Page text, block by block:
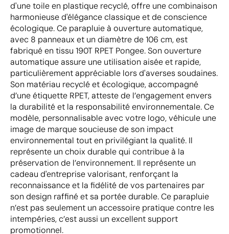
d'une toile en plastique recyclé, offre une combinaison
harmonieuse d'élégance classique et de conscience
écologique. Ce parapluie à ouverture automatique,
avec 8 panneaux et un diamètre de 106 cm, est
fabriqué en tissu 190T RPET Pongee. Son ouverture
automatique assure une utilisation aisée et rapide,
particulièrement appréciable lors d'averses soudaines.
Son matériau recyclé et écologique, accompagné
d’une étiquette RPET, atteste de l’engagement envers
la durabilité et la responsabilité environnementale. Ce
modèle, personnalisable avec votre logo, véhicule une
image de marque soucieuse de son impact
environnemental tout en privilégiant la qualité. Il
représente un choix durable qui contribue à la
préservation de l’environnement. Il représente un
cadeau d'entreprise valorisant, renforçant la
reconnaissance et la fidélité de vos partenaires par
son design raffiné et sa portée durable. Ce parapluie
n’est pas seulement un accessoire pratique contre les
intempéries, c’est aussi un excellent support
promotionnel.